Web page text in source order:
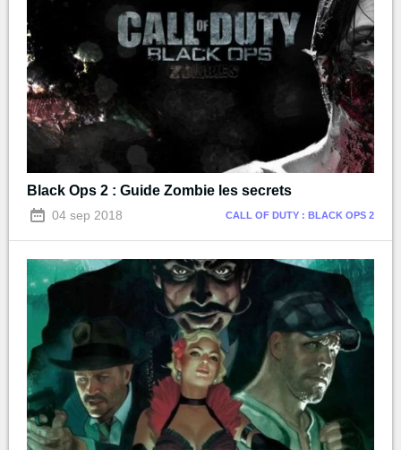
Black Ops 2 : Guide Zombie les secrets
04 sep 2018 CALL OF DUTY : BLACK OPS 2